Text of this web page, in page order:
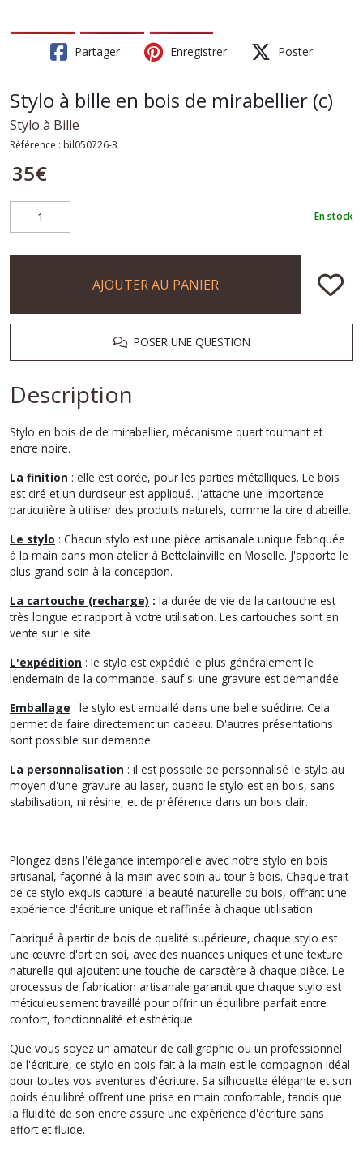
Partager Enregistrer Poster
Stylo à bille en bois de mirabellier (c)
Stylo à Bille
Référence : bil050726-3
35€
En stock
AJOUTER AU PANIER
POSER UNE QUESTION
Description
Stylo en bois de de mirabellier, mécanisme quart tournant et
encre noire.
La finition : elle est dorée, pour les parties métalliques. Le bois
est ciré et un durciseur est appliqué. J'attache une importance
particulière à utiliser des produits naturels, comme la cire d'abeille.
Le stylo : Chacun stylo est une pièce artisanale unique fabriquée
à la main dans mon atelier à Bettelainville en Moselle. J'apporte le
plus grand soin à la conception.
La cartouche (recharge) : la durée de vie de la cartouche est
très longue et rapport à votre utilisation. Les cartouches sont en
vente sur le site.
L'expédition : le stylo est expédié le plus généralement le
lendemain de la commande, sauf si une gravure est demandée.
Emballage : le stylo est emballé dans une belle suédine. Cela
permet de faire directement un cadeau. D'autres présentations
sont possible sur demande.
La personnalisation : il est possbile de personnalisé le stylo au
moyen d'une gravure au laser, quand le stylo est en bois, sans
stabilisation, ni résine, et de préférence dans un bois clair.
Plongez dans l'élégance intemporelle avec notre stylo en bois
artisanal, façonné à la main avec soin au tour à bois. Chaque trait
de ce stylo exquis capture la beauté naturelle du bois, offrant une
expérience d'écriture unique et raffinée à chaque utilisation.
Fabriqué à partir de bois de qualité supérieure, chaque stylo est
une œuvre d'art en soi, avec des nuances uniques et une texture
naturelle qui ajoutent une touche de caractère à chaque pièce. Le
processus de fabrication artisanale garantit que chaque stylo est
méticuleusement travaillé pour offrir un équilibre parfait entre
confort, fonctionnalité et esthétique.
Que vous soyez un amateur de calligraphie ou un professionnel
de l'écriture, ce stylo en bois fait à la main est le compagnon idéal
pour toutes vos aventures d'écriture. Sa silhouette élégante et son
poids équilibré offrent une prise en main confortable, tandis que
la fluidité de son encre assure une expérience d'écriture sans
effort et fluide.